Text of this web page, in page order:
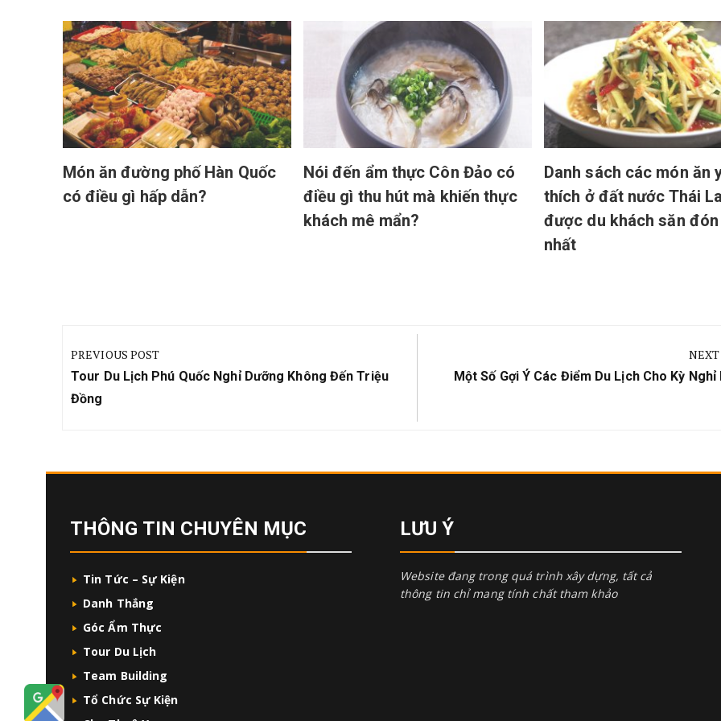
Món ăn đường phố Hàn Quốc
có điều gì hấp dẫn?
Nói đến ẩm thực Côn Đảo có
điều gì thu hút mà khiến thực
khách mê mẩn?
Danh sách các món ăn
thích ở đất nước Thái
được du khách săn đón
nhất
hướng
bài
viết
PREVIOUS POST
Previous
Post:
Tour Du Lịch Phú Quốc Nghỉ Dưỡng Không Đến Triệu
Đồng
NEXT
Next
Một Số Gợi Ý Các Điểm Du Lịch Cho Kỳ Nghỉ
THÔNG TIN CHUYÊN MỤC
Tin Tức – Sự Kiện
Danh Thắng
Góc Ẩm Thực
Tour Du Lịch
Team Building
Tổ Chức Sự Kiện
LƯU Ý
Website đang trong quá trình xây dựng, tất cả
thông tin chỉ mang tính chất tham khảo